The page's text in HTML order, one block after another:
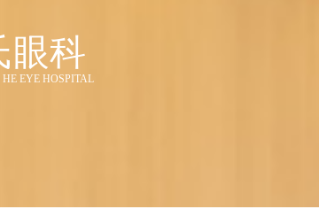
眼科
EYE HOSPITAL